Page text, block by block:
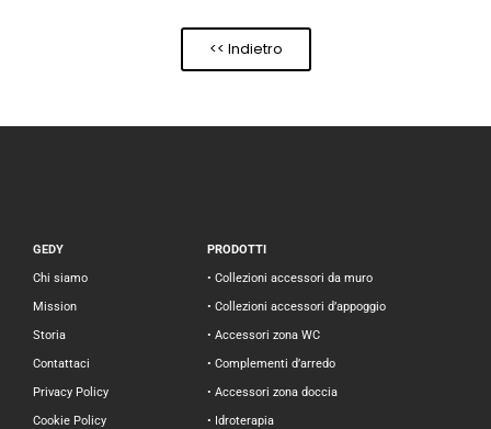
<< Indietro
GEDY
Chi siamo
Mission
Storia
Contattaci
Privacy Policy
Cookie Policy
PRODOTTI
• Collezioni accessori da muro
• Collezioni accessori d’appoggio
• Accessori zona WC
• Complementi d’arredo
• Accessori zona doccia
• Idroterapia